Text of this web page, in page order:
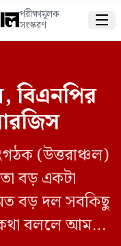
পরীক্ষামূলক
সংস্করণ 
বিএনপির
(উত্তরাঞ্চল)
বড় একটা
বড় দল সবকিছু
কথা বললে আমরা